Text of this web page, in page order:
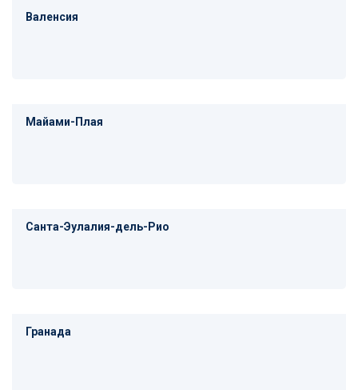
Валенсия
Майами-Плая
Санта-Эулалия-дель-Рио
Гранада